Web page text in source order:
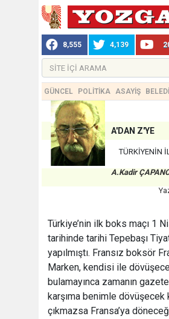
8,555 4,139
GÜNCEL POLİTİKA ASAYİŞ
A'DAN Z'YE
TÜRKİYENİN
A.Kadir
Türkiye’nin ilk boks maçı 1
tarihinde tarihi Tepebaşı
yapılmıştı. Fransız boksör
Marken, kendisi ile
bulamayınca zamanın
karşıma benimle dövüşecek
çıkmazsa Fransa’ya